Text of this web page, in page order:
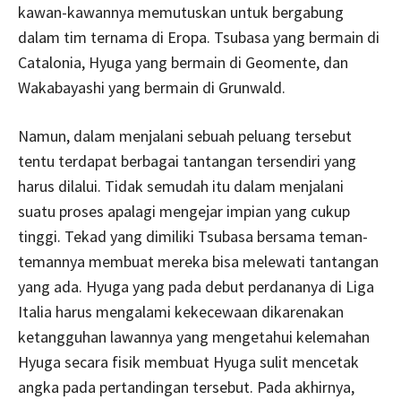
kawan-kawannya memutuskan untuk bergabung
dalam tim ternama di Eropa. Tsubasa yang bermain di
Catalonia, Hyuga yang bermain di Geomente, dan
Wakabayashi yang bermain di Grunwald.
Namun, dalam menjalani sebuah peluang tersebut
tentu terdapat berbagai tantangan tersendiri yang
harus dilalui. Tidak semudah itu dalam menjalani
suatu proses apalagi mengejar impian yang cukup
tinggi. Tekad yang dimiliki Tsubasa bersama teman-
temannya membuat mereka bisa melewati tantangan
yang ada. Hyuga yang pada debut perdananya di Liga
Italia harus mengalami kekecewaan dikarenakan
ketangguhan lawannya yang mengetahui kelemahan
Hyuga secara fisik membuat Hyuga sulit mencetak
angka pada pertandingan tersebut. Pada akhirnya,